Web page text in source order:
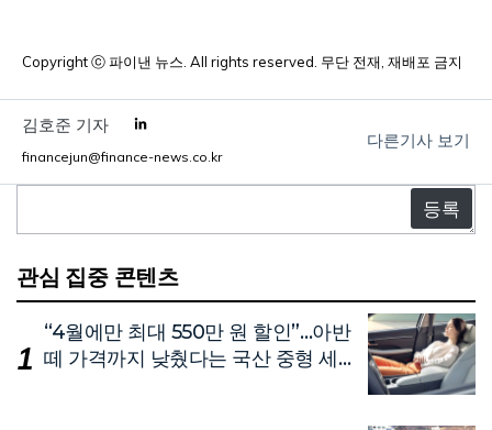
Copyright ⓒ 파이낸 뉴스. All rights reserved. 무단 전재, 재배포 금지
김호준 기자
financejun@finance-news.co.kr
다른기사 보기
글
관심 집중 콘텐츠
“4월에만 최대 550만 원 할인”…아반
떼 가격까지 낮췄다는 국산 중형 세